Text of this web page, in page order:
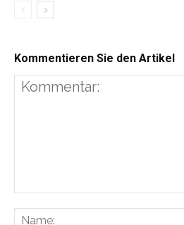
Kommentieren Sie den Artikel